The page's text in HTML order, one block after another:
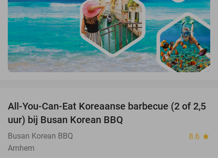
30%
All-You-Can-Eat Koreaanse barbecue (2 of 2,5
uur) bij Busan Korean BBQ
Busan Korean BBQ 8.6 star
Arnhem